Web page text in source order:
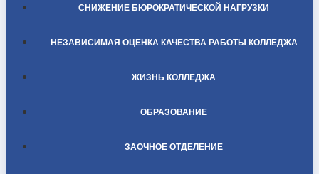
СНИЖЕНИЕ БЮРОКРАТИЧЕСКОЙ НАГРУЗКИ
НЕЗАВИСИМАЯ ОЦЕНКА КАЧЕСТВА РАБОТЫ КОЛЛЕДЖА
ЖИЗНЬ КОЛЛЕДЖА
ОБРАЗОВАНИЕ
ЗАОЧНОЕ ОТДЕЛЕНИЕ